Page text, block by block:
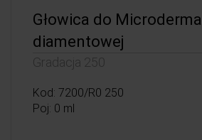
Głowica do
diamentowej
Gradacja 250
Kod: 7200/R0 250
Poj: 0 ml